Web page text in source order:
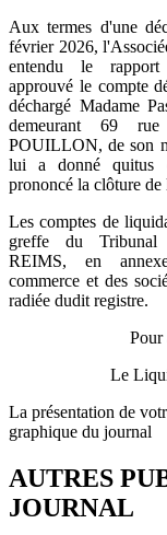
Aux termes d'une
février 2026,
entendu le
approuvé le compte
déchargé Madame
demeurant 69
POUILLON, de son
lui a donné quitus
prononcé la clôture
Les comptes de
greffe du
REIMS, en
commerce et des
radiée dudit registre.
Pour
Le
La présentation de
graphique du journal
AUTRES
JOURNAL